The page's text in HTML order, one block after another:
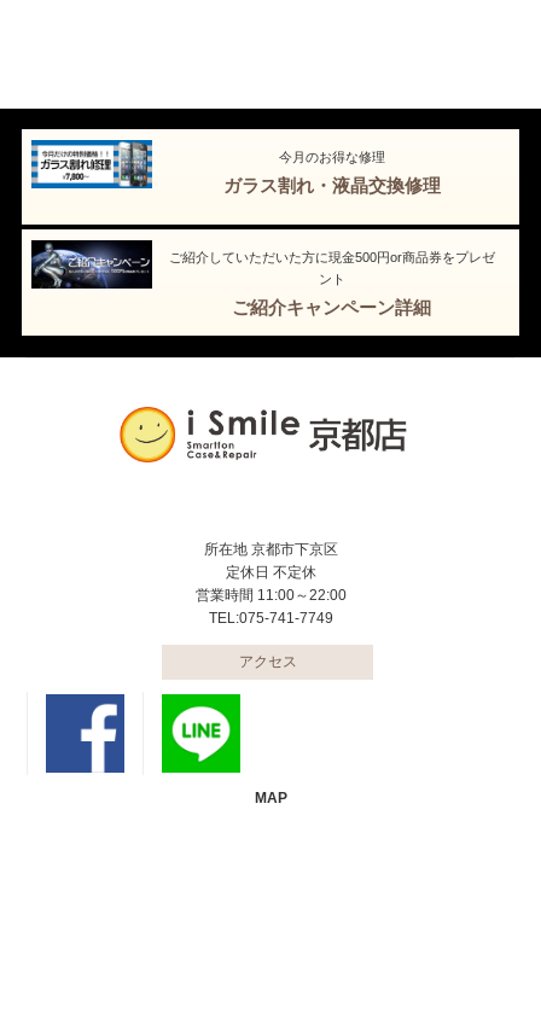
今月のお得な修理
ガラス割れ・液晶交換修理
ご紹介していただいた方に現金500円or商品券をプレゼ
ント
ご紹介キャンペーン詳細
所在地 京都市下京区
定休日 不定休
営業時間 11:00～22:00
TEL:075-741-7749
アクセス
MAP